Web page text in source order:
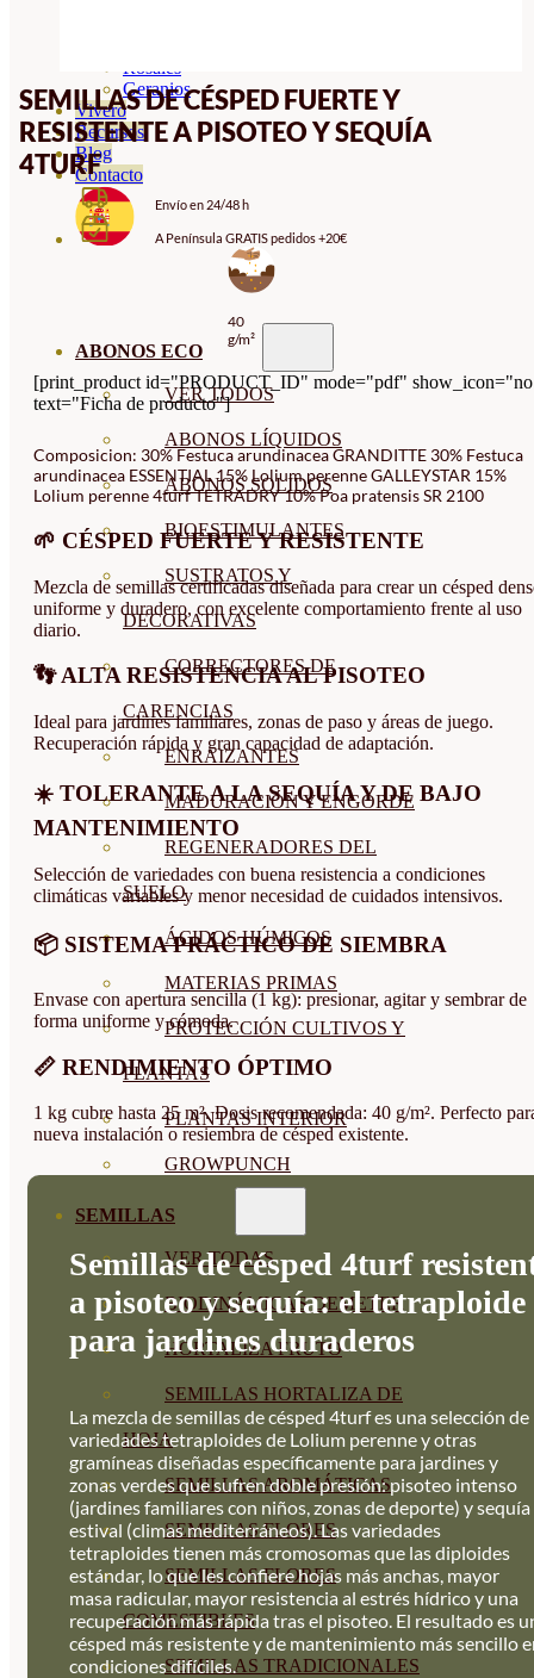
Rosales
Geranios
Vivero
Recursos
Blog
Contacto
ABONOS ECO
VER TODOS
ABONOS LÍQUIDOS
ABONOS SOLIDOS
BIOESTIMULANTES
SUSTRATOS Y
DECORATIVAS
CORRECTORES DE
CARENCIAS
ENRAIZANTES
MADURACIÓN Y ENGORDE
REGENERADORES DEL
SUELO
ÁCIDOS HÚMICOS
MATERIAS PRIMAS
PROTECCIÓN CULTIVOS Y
PLANTAS
PLANTAS INTERIOR
GROWPUNCH
SEMILLAS
VER TODAS
BIODINÁMICAS DEMETER
HORTALIZA FRUTO
SEMILLAS HORTALIZA DE
HOJA
SEMILLAS AROMÁTICAS
SEMILLAS FLORES
SEMILLAS FLORES
COMESTIBLES
SEMILLAS TRADICIONALES
SEMILLAS DE CÉSPED FUERTE Y
RESISTENTE A PISOTEO Y SEQUÍA
4TURF
Envío en 24/48 h
A Península GRATIS pedidos +20€
40
g/m²
[print_product id="PRODUCT_ID" mode="pdf"
text="Ficha de producto"]
Composicion: 30% Festuca arundinacea GRANDITTE 30% Festuca
arundinacea ESSENTIAL 15% Lolium perenne GALLEYSTAR 15%
Lolium perenne 4turf TETRADRY 10% Poa pratensis SR 2100
🌱 CÉSPED FUERTE Y RESISTENTE
Mezcla de semillas certificadas diseñada para crear un césped
uniforme y duradero, con excelente comportamiento frente al uso
diario.
👣 ALTA RESISTENCIA AL PISOTEO
Ideal para jardines familiares, zonas de paso y áreas de juego.
Recuperación rápida y gran capacidad de adaptación.
☀️ TOLERANTE A LA SEQUÍA Y DE BAJO
MANTENIMIENTO
Selección de variedades con buena resistencia a condiciones
climáticas variables y menor necesidad de cuidados intensivos.
📦 SISTEMA PRÁCTICO DE SIEMBRA
Envase con apertura sencilla (1 kg): presionar, agitar y sembrar de
forma uniforme y cómoda.
📏 RENDIMIENTO ÓPTIMO
1 kg cubre hasta 25 m². Dosis recomendada: 40 g/m². Perfecto
nueva instalación o resiembra de césped existente.
Semillas de césped 4turf
a pisoteo y sequía: el tetraploide
para jardines duraderos
La mezcla de semillas de césped 4turf es una selección de
variedades tetraploides de Lolium perenne y otras
gramíneas diseñadas específicamente para jardines y
zonas verdes que sufren doble presión: pisoteo intenso
(jardines familiares con niños, zonas de deporte) y sequía
estival (climas mediterráneos). Las variedades
tetraploides tienen más cromosomas que las diploides
estándar, lo que les confiere hojas más anchas, mayor
masa radicular, mayor resistencia al estrés hídrico y una
recuperación más rápida tras el pisoteo. El resultado es
césped más resistente y de mantenimiento más sencillo
condiciones difíciles.